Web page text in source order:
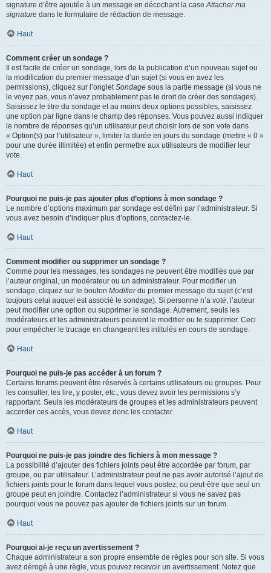
signature d’être ajoutée à un message en décochant la caseAttacher ma
signature dans le formulaire de rédaction de message.
Haut
Comment créer un sondage ?
Il est facile de créer un sondage, lors de la publication d’un nouveau sujet ou
la modification du premier message d’un sujet (si vous en avez les
permissions), cliquez sur l’ongletSondage sous la partie message (si vous ne
le voyez pas, vous n’avez probablement pas le droit de créer des sondages).
Saisissez le titre du sondage et au moins deux options possibles, saisissez
une option par ligne dans le champ des réponses. Vous pouvez aussi indiquer
le nombre de réponses qu’un utilisateur peut choisir lors de son vote dans
« Option(s) par l’utilisateur », limiter la durée en jours du sondage (mettre « 0 »
pour une durée illimitée) et enfin permettre aux utilisateurs de modifier leur
vote.
Haut
Pourquoi ne puis-je pas ajouter plus d’options à mon sondage ?
Le nombre d’options maximum par sondage est défini par l’administrateur. Si
vous avez besoin d’indiquer plus d’options, contactez-le.
Haut
Comment modifier ou supprimer un sondage ?
Comme pour les messages, les sondages ne peuvent être modifiés que par
l’auteur original, un modérateur ou un administrateur. Pour modifier un
sondage, cliquez sur le bouton Modifierdu premier message du sujet (c’est
toujours celui auquel est associé le sondage). Si personne n’a voté, l’auteur
peut modifier une option ou supprimer le sondage. Autrement, seuls les
modérateurs et les administrateurs peuvent le modifier ou le supprimer. Ceci
pour empêcher le trucage en changeant les intitulés en cours de sondage.
Haut
Pourquoi ne puis-je pas accéder à un forum ?
Certains forums peuvent être réservés à certains utilisateurs ou groupes. Pour
les consulter, les lire, y poster, etc., vous devez avoir les permissions s’y
rapportant. Seuls les modérateurs de groupes et les administrateurs peuvent
accorder ces accès, vous devez donc les contacter.
Haut
Pourquoi ne puis-je pas joindre des fichiers à mon message ?
La possibilité d’ajouter des fichiers joints peut être accordée par forum, par
groupe, ou par utilisateur. L’administrateur peut ne pas avoir autorisé l’ajout de
fichiers joints pour le forum dans lequel vous postez, ou peut-être que seul un
groupe peut en joindre. Contactez l’administrateur si vous ne savez pas
pourquoi vous ne pouvez pas ajouter de fichiers joints sur un forum.
Haut
Pourquoi ai-je reçu un avertissement ?
Chaque administrateur a son propre ensemble de règles pour son site. Si vous
avez dérogé à une règle, vous pouvez recevoir un avertissement. Notez que